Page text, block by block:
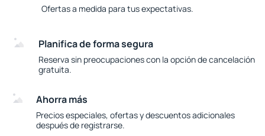
Ofertas a medida para tus expectativas.
Planifica de forma segura
Reserva sin preocupaciones con la opción de cancelación
gratuita.
Ahorra más
Precios especiales, ofertas y descuentos adicionales
después de registrarse.